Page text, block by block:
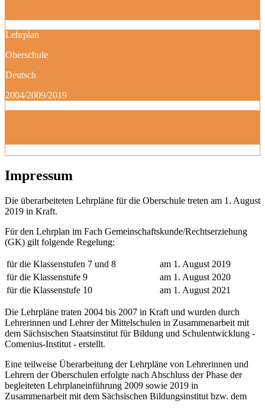
Lehrplan
Oberschule
Deutsch
2004/2009/2019
Impressum
Die überarbeiteten Lehrpläne für die Oberschule treten am 1. August
2019 in Kraft.
Für den Lehrplan im Fach Gemeinschaftskunde/Rechtserziehung
(GK) gilt folgende Regelung:
für die Klassenstufen 7 und 8
am 1. August 2019
für die Klassenstufe 9
am 1. August 2020
für die Klassenstufe 10
am 1. August 2021
Die Lehrpläne traten 2004 bis 2007 in Kraft und wurden durch
Lehrerinnen und Lehrer der Mittelschulen in Zusammenarbeit mit
dem Sächsischen Staatsinstitut für Bildung und Schulentwicklung -
Comenius-Institut - erstellt.
Eine teilweise Überarbeitung der Lehrpläne von Lehrerinnen und
Lehrern der Oberschulen erfolgte nach Abschluss der Phase der
begleiteten Lehrplaneinführung 2009 sowie 2019 in
Zusammenarbeit mit dem Sächsischen Bildungsinstitut bzw. dem